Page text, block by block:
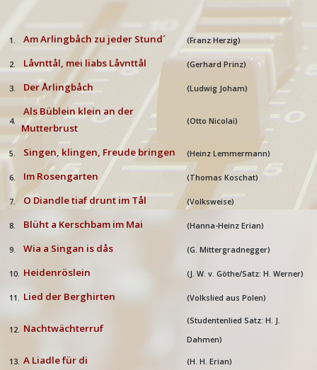
1. Am Arlingbåch zu jeder Stund´ (Franz Herzig)
2. Låvnttål, mei liabs Låvnttål (Gerhard Prinz)
3. Der Årlingbåch (Ludwig Joham)
4.
Als Büblein klein an der
Mutterbrust
(Otto Nicolai)
5. Singen, klingen, Freude bringen (Heinz Lemmermann)
6. Im Rosengarten (Thomas Koschat)
7. O Diandle tiaf drunt im Tål (Volksweise)
8. Blüht a Kerschbam im Mai (Hanna-Heinz Erian)
9. Wia a Singan is dås (G. Mittergradnegger)
10. Heidenröslein (J. W. v. Göthe/Satz: H. Werner)
11. Lied der Berghirten (Volkslied aus Polen)
12. Nachtwächterruf
(Studentenlied Satz: H. J.
Dahmen)
13. A Liadle für di (H. H. Erian)